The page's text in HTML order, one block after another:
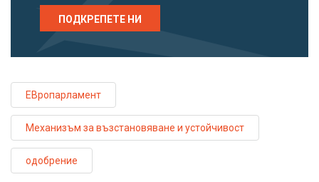
ПОДКРЕПЕТЕ НИ
ЕВропарламент
Механизъм за възстановяване и устойчивост
одобрение